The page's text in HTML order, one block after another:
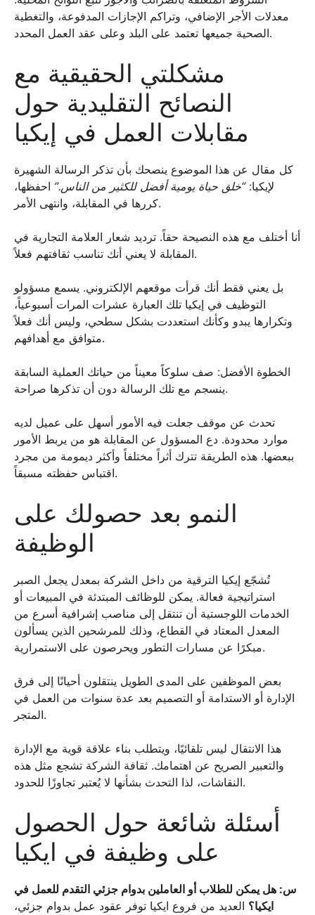
معدلات الأجر الإضافي، وتراكم الإجازات المدفوعة، والتغطية
الصحية جميعها تعتمد على البلد وعلى عقد العمل المحدد.
مشكلتي الحقيقية مع
النصائح التقليدية حول
مقابلات العمل في إيكيا
كل مقال عن هذا الموضوع ينصحك بأن تذكر الرسالة الشهيرة
لإيكيا:“خلق حياة يومية أفضل للكثير من الناس.” احفظها،
كررها في المقابلة، وانتهى الأمر.
أنا أختلف مع هذه النصيحة حقاً. ترديد شعار العلامة التجارية في
المقابلة لا يعني أنك تناسب ثقافتهم فعلاً.
بل يعني فقط أنك قرأت موقعهم الإلكتروني. يسمع مسؤولو
التوظيف في إيكيا تلك العبارة عشرات المرات أسبوعياً،
وتكرارها يبدو وكأنك استعددت بشكل سطحي، وليس أنك فعلاً
متوافق مع أهدافهم.
الخطوة الأفضل: صف سلوكاً معيناً من حياتك العملية السابقة
ينسجم مع تلك الرسالة دون أن تذكرها صراحة.
تحدث عن موقف جعلت فيه الأمور أسهل على عميل لديه
موارد محدودة. دع المسؤول عن المقابلة هو من يربط الأمور
ببعضها. هذه الطريقة تترك أثراً مختلفاً وأكثر ديمومة من مجرد
اقتباس حفظته مسبقاً.
النمو بعد حصولك على
الوظيفة
تُشجّع إيكيا الترقية من داخل الشركة بمعدل يجعل الصبر
استراتيجية فعالة. يمكن للوظائف المبتدئة في المبيعات أو
الخدمات اللوجستية أن تنتقل إلى مناصب إشرافية أسرع من
المعدل المعتاد في القطاع، وذلك للمرشحين الذين يسألون
مبكرًا عن مسارات التطور ويحرصون على الاستمرارية.
بعض الموظفين على المدى الطويل ينتقلون أحيانًا إلى فرق
الإدارة أو الاستدامة أو التصميم بعد عدة سنوات من العمل في
المتجر.
هذا الانتقال ليس تلقائيًا، ويتطلب بناء علاقة قوية مع الإدارة
والتعبير الصريح عن اهتمامك. ثقافة الشركة تشجع مثل هذه
النقاشات، لذا التحدث بشأنها لا يُعتبر تجاوزًا للحدود.
أسئلة شائعة حول الحصول
على وظيفة في ايكيا
س: هل يمكن للطلاب أو العاملين بدوام جزئي التقدم للعمل في
ايكيا؟ العديد من فروع ايكيا توفر عقود عمل بدوام جزئي،